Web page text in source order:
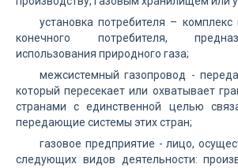
установка потребителя – комплекс
конечного потребителя,
использования природного газа;
межсистемный газопровод -
который пересекает или охватывает
странами с единственной целью
передающие системы этих стран;
газовое предприятие - лицо,
следующих видов деятельности: